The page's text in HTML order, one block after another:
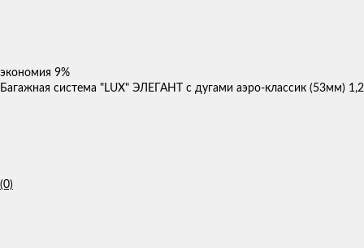
экономия 9%
Багажная система "LUX" ЭЛЕГАНТ с дугами аэро-классик (53мм) 1,2
(0)